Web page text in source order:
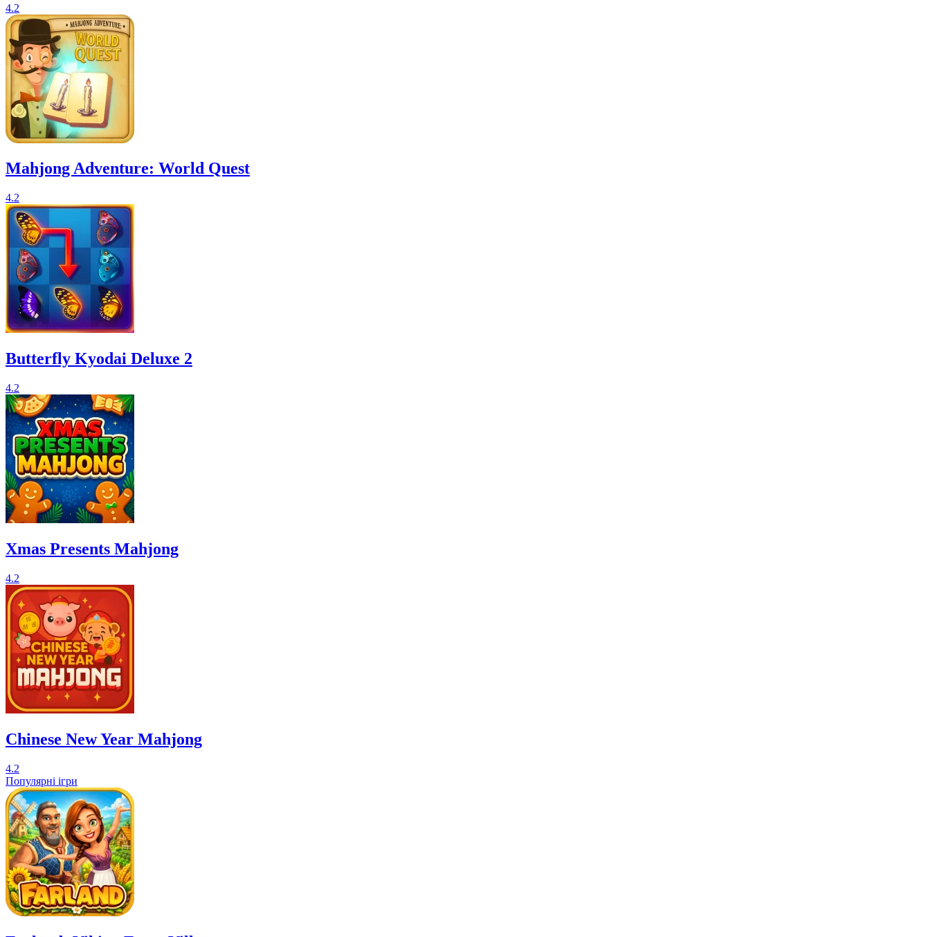
4.2
Mahjong Adventure: World Quest
4.2
Butterfly Kyodai Deluxe 2
4.2
Xmas Presents Mahjong
4.2
Chinese New Year Mahjong
4.2
Популярні ігри